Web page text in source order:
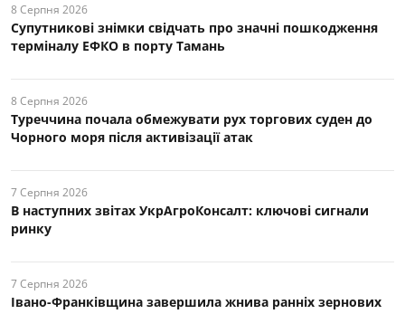
8 Серпня 2026
Супутникові знімки свідчать про значні пошкодження
терміналу ЕФКО в порту Тамань
8 Серпня 2026
Туреччина почала обмежувати рух торгових суден до
Чорного моря після активізації атак
7 Серпня 2026
В наступних звітах УкрАгроКонсалт: ключові cигнали
ринку
7 Серпня 2026
Івано-Франківщина завершила жнива ранніх зернових